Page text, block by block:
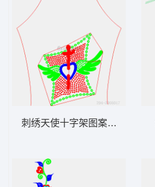
刺绣天使十字架图案设计图